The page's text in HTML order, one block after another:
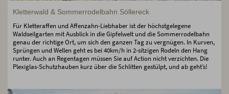
Kletterwald & Sommerrodelbahn Söllereck
Für Kletteraffen und Affenzahn-Liebhaber ist der höchstgelegene
Waldseilgarten mit Ausblick in die Gipfelwelt und die Sommerrodelbahn
genau der richtige Ort, um sich den ganzen Tag zu vergnügen. In Kurven,
Sprüngen und Wellen geht es bei 40km/h in 2-sitzigen Rodeln den Hang
runter. Auch an Regentagen müssen Sie auf Action nicht verzichten. Die
Plexiglas-Schutzhauben kurz über die Schlitten gestülpt, und ab geht’s!